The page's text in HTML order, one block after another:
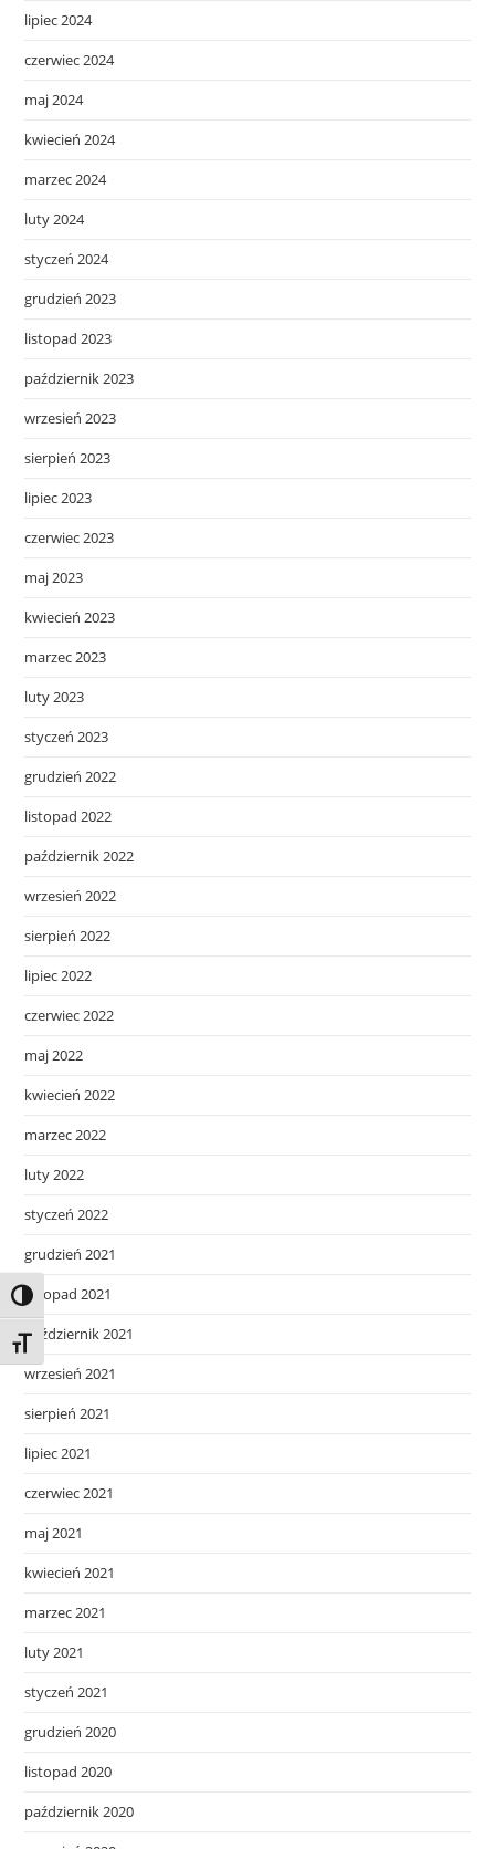
Toggle High Contrast
Toggle Font size
lipiec 2024
czerwiec 2024
maj 2024
kwiecień 2024
marzec 2024
luty 2024
styczeń 2024
grudzień 2023
listopad 2023
październik 2023
wrzesień 2023
sierpień 2023
lipiec 2023
czerwiec 2023
maj 2023
kwiecień 2023
marzec 2023
luty 2023
styczeń 2023
grudzień 2022
listopad 2022
październik 2022
wrzesień 2022
sierpień 2022
lipiec 2022
czerwiec 2022
maj 2022
kwiecień 2022
marzec 2022
luty 2022
styczeń 2022
grudzień 2021
listopad 2021
październik 2021
wrzesień 2021
sierpień 2021
lipiec 2021
czerwiec 2021
maj 2021
kwiecień 2021
marzec 2021
luty 2021
styczeń 2021
grudzień 2020
listopad 2020
październik 2020